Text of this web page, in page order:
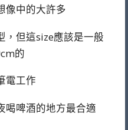
像中的大許多
，但這size應該是一般
的
電工作
喝啤酒的地方最合適